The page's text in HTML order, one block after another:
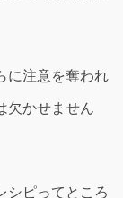
に注意を奪われ
欠かせません
シピってところ